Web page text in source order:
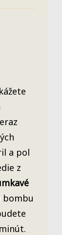
a pol
z
bombu